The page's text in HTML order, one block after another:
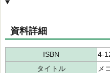
資料詳細
ISBN
4-
タイトル
メ